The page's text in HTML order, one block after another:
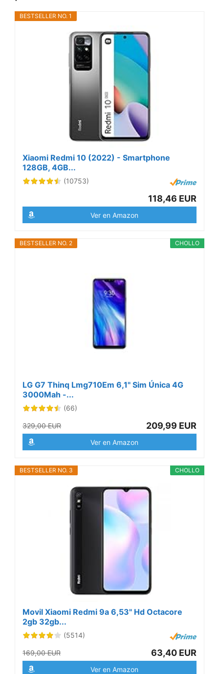
BESTSELLER NO. 1
Xiaomi Redmi 10 (2022) - Smartphone
128GB, 4GB...
(10753)
118,46 EUR
Ver en Amazon
CHOLLO
BESTSELLER NO. 2
LG G7 Thinq Lmg710Em 6,1" Sim Única 4G
3000Mah -...
(66)
329,00 EUR 209,99 EUR
Ver en Amazon
CHOLLO
BESTSELLER NO. 3
Movil Xiaomi Redmi 9a 6,53" Hd Octacore
2gb 32gb...
(5514)
169,00 EUR 63,40 EUR
Ver en Amazon